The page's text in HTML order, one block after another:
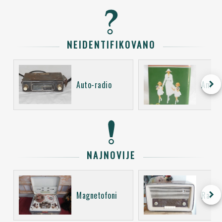
NEIDENTIFIKOVANO
Auto-radio keyboard_arrow_right
NAJNOVIJE
Magnetofoni keyboard_arrow_right